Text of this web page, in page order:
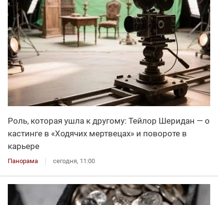
Роль, которая ушла к другому: Тейлор Шеридан — о
кастинге в «Ходячих мертвецах» и повороте в
карьере
Панорама сегодня, 11:00